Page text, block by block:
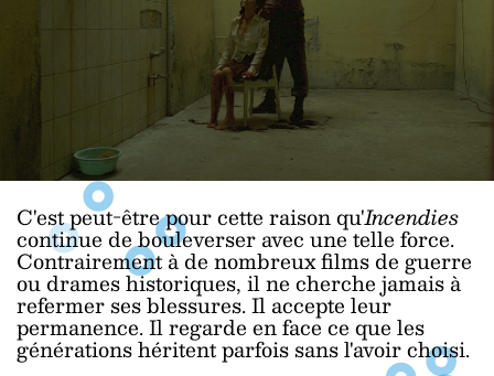
C'est peut-être pour cette raison qu'Incendies
continue de bouleverser avec une telle force.
Contrairement à de nombreux films de guerre
ou drames historiques, il ne cherche jamais à
refermer ses blessures. Il accepte leur
permanence. Il regarde en face ce que les
générations héritent parfois sans l'avoir choisi.